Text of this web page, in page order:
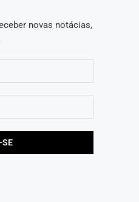
novas notácias,